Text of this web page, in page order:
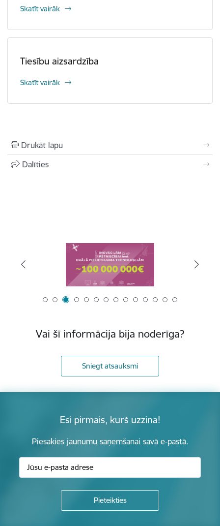
Skatīt vairāk
Tiesību aizsardzība
Skatīt vairāk
Drukāt lapu
Dalīties
Vai šī informācija bija noderīga?
Sniegt atsauksmi
Esi pirmais, kurš uzzina!
Piesakies jaunumu saņemšanai savā e-pastā.